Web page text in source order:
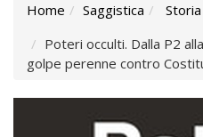
Home Saggistica
Storia
Poteri occulti. Dalla P2
golpe perenne contro